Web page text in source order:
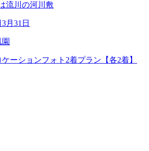
流川の河川敷
3月31日
ケーションフォト2着プラン【各2着】